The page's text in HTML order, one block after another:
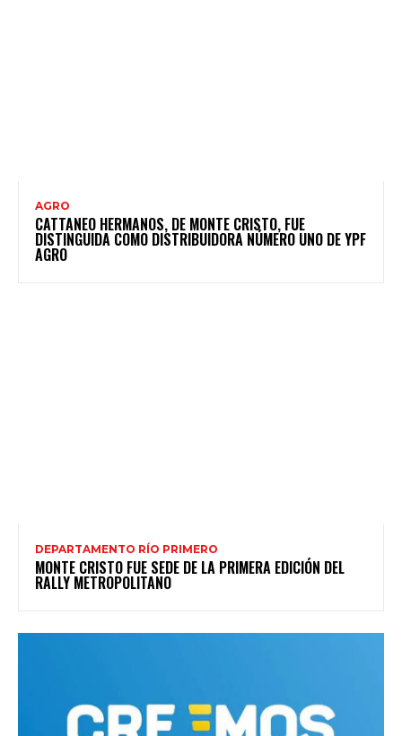
AGRO
CATTANEO HERMANOS, DE MONTE CRISTO, FUE
DISTINGUIDA COMO DISTRIBUIDORA NÚMERO UNO DE YPF
AGRO
DEPARTAMENTO RÍO PRIMERO
MONTE CRISTO FUE SEDE DE LA PRIMERA EDICIÓN DEL
RALLY METROPOLITANO